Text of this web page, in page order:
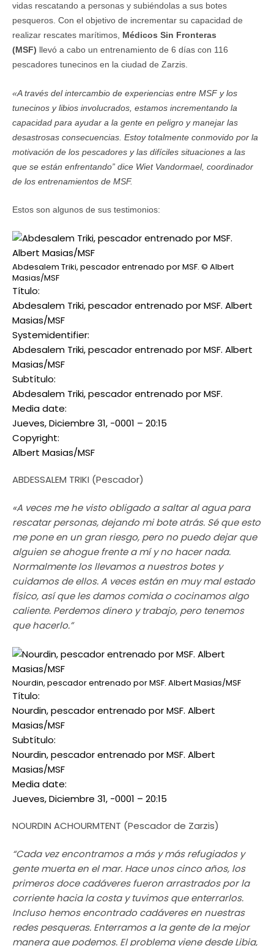
vidas rescatando a personas y subiéndolas a sus botes
pesqueros. Con el objetivo de incrementar su capacidad de
realizar rescates marítimos, Médicos Sin Fronteras
(MSF) llevó a cabo un entrenamiento de 6 días con 116
pescadores tunecinos en la ciudad de Zarzis.
«A través del intercambio de experiencias entre MSF y los
tunecinos y libios involucrados, estamos incrementando la
capacidad para ayudar a la gente en peligro y manejar las
desastrosas consecuencias. Estoy totalmente conmovido por la
motivación de los pescadores y las difíciles situaciones a las
que se están enfrentando” dice Wiet Vandormael, coordinador
de los entrenamientos de MSF.
Estos son algunos de sus testimonios:
Abdesalem Triki, pescador entrenado por MSF. © Albert
Masias/MSF
Título:
Abdesalem Triki, pescador entrenado por MSF. Albert
Masias/MSF
Systemidentifier:
Abdesalem Triki, pescador entrenado por MSF. Albert
Masias/MSF
Subtítulo:
Abdesalem Triki, pescador entrenado por MSF.
Media date:
Jueves, Diciembre 31, -0001 – 20:15
Copyright:
Albert Masias/MSF
ABDESSALEM TRIKI (Pescador)
«A veces me he visto obligado a saltar al agua para
rescatar personas, dejando mi bote atrás. Sé que esto
me pone en un gran riesgo, pero no puedo dejar que
alguien se ahogue frente a mí y no hacer nada.
Normalmente los llevamos a nuestros botes y
cuidamos de ellos. A veces están en muy mal estado
físico, así que les damos comida o cocinamos algo
caliente. Perdemos dinero y trabajo, pero tenemos
que hacerlo.”
Nourdin, pescador entrenado por MSF. Albert Masias/MSF
Título:
Nourdin, pescador entrenado por MSF. Albert
Masias/MSF
Subtítulo:
Nourdin, pescador entrenado por MSF. Albert
Masias/MSF
Media date:
Jueves, Diciembre 31, -0001 – 20:15
NOURDIN ACHOURMTENT (Pescador de Zarzis)
“Cada vez encontramos a más y más refugiados y
gente muerta en el mar. Hace unos cinco años, los
primeros doce cadáveres fueron arrastrados por la
corriente hacia la costa y tuvimos que enterrarlos.
Incluso hemos encontrado cadáveres en nuestras
redes pesqueras. Enterramos a la gente de la mejor
manera que podemos. El problema viene desde Libia,